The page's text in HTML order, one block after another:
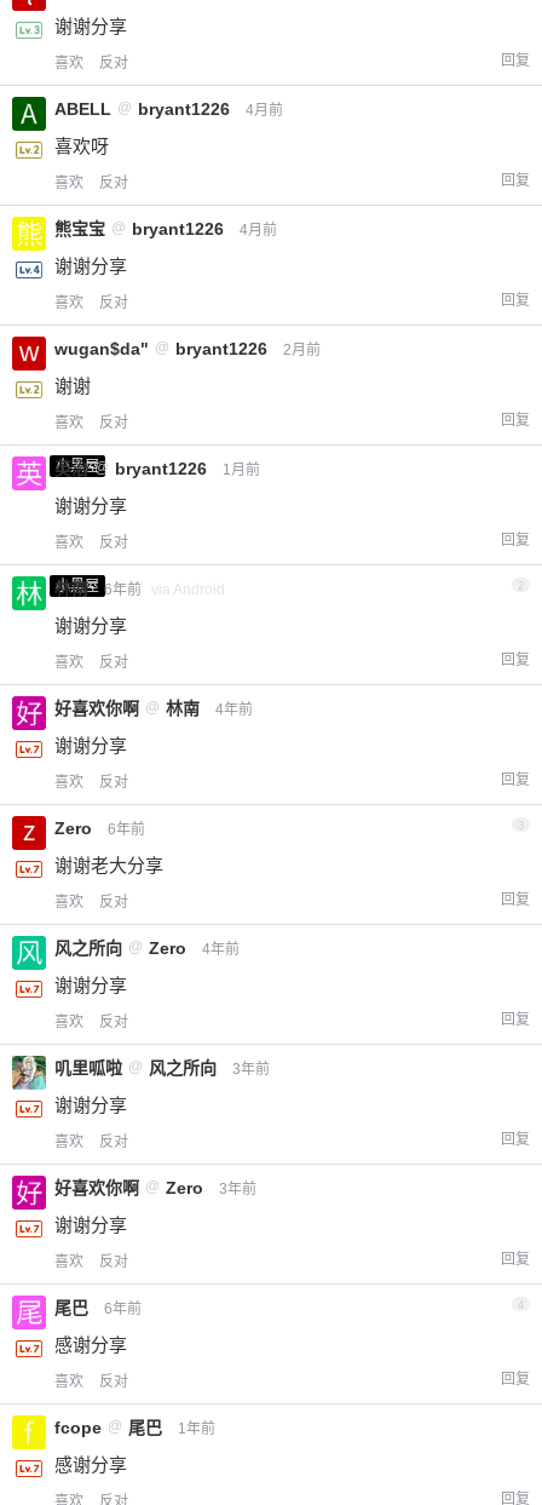
谢谢分享
喜欢 反对 回复
ABELL @ bryant1226 4月前
喜欢呀
喜欢 反对 回复
熊宝宝 @ bryant1226 4月前
谢谢分享
喜欢 反对 回复
wugan$da" @ bryant1226 2月前
谢谢
喜欢 反对 回复
小黑屋
英治 @ bryant1226 1月前
谢谢分享
喜欢 反对 回复
小黑屋
林南 6年前 via Android 2
谢谢分享
喜欢 反对 回复
好喜欢你啊 @ 林南 4年前
谢谢分享
喜欢 反对 回复
Zero 6年前 3
谢谢老大分享
喜欢 反对 回复
风之所向 @ Zero 4年前
谢谢分享
喜欢 反对 回复
叽里呱啦 @ 风之所向 3年前
谢谢分享
喜欢 反对 回复
好喜欢你啊 @ Zero 3年前
谢谢分享
喜欢 反对 回复
尾巴 6年前 4
感谢分享
喜欢 反对 回复
fcope @ 尾巴 1年前
感谢分享
喜欢 反对 回复